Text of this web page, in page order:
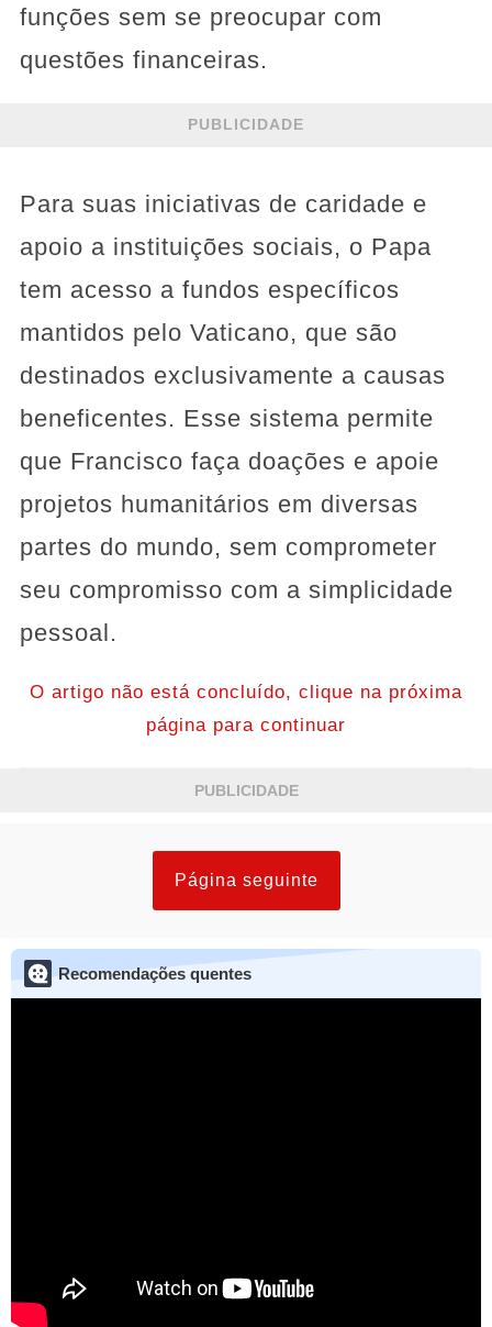
funções sem se preocupar com
questões financeiras.
PUBLICIDADE
Para suas iniciativas de caridade e
apoio a instituições sociais, o Papa
tem acesso a fundos específicos
mantidos pelo Vaticano, que são
destinados exclusivamente a causas
beneficentes. Esse sistema permite
que Francisco faça doações e apoie
projetos humanitários em diversas
partes do mundo, sem comprometer
seu compromisso com a simplicidade
pessoal.
O artigo não está concluído, clique na próxima
página para continuar
PUBLICIDADE
Página seguinte
Recomendações quentes